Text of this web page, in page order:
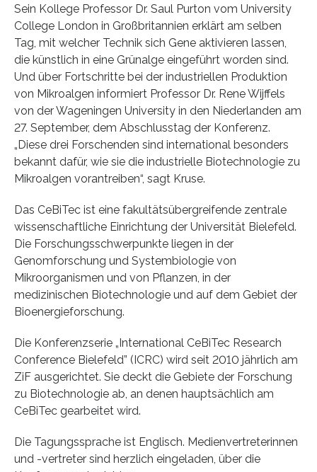
Sein Kollege Professor Dr. Saul Purton vom University
College London in Großbritannien erklärt am selben
Tag, mit welcher Technik sich Gene aktivieren lassen,
die künstlich in eine Grünalge eingeführt worden sind.
Und über Fortschritte bei der industriellen Produktion
von Mikroalgen informiert Professor Dr. Rene Wijffels
von der Wageningen University in den Niederlanden am
27. September, dem Abschlusstag der Konferenz.
„Diese drei Forschenden sind international besonders
bekannt dafür, wie sie die industrielle Biotechnologie zu
Mikroalgen vorantreiben“, sagt Kruse.
Das CeBiTec ist eine fakultätsübergreifende zentrale
wissenschaftliche Einrichtung der Universität Bielefeld.
Die Forschungsschwerpunkte liegen in der
Genomforschung und Systembiologie von
Mikroorganismen und von Pflanzen, in der
medizinischen Biotechnologie und auf dem Gebiet der
Bioenergieforschung.
Die Konferenzserie „International CeBiTec Research
Conference Bielefeld” (ICRC) wird seit 2010 jährlich am
ZiF ausgerichtet. Sie deckt die Gebiete der Forschung
zu Biotechnologie ab, an denen hauptsächlich am
CeBiTec gearbeitet wird.
Die Tagungssprache ist Englisch. Medienvertreterinnen
und -vertreter sind herzlich eingeladen, über die